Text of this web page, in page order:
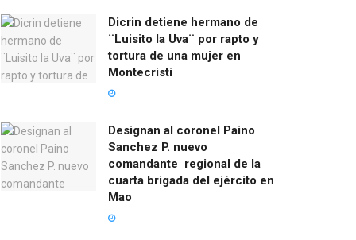
Dicrin detiene hermano de
¨Luisito la Uva¨ por rapto y
tortura de una mujer en
Montecristi
Designan al coronel Paino
Sanchez P. nuevo
comandante regional de la
cuarta brigada del ejército en
Mao